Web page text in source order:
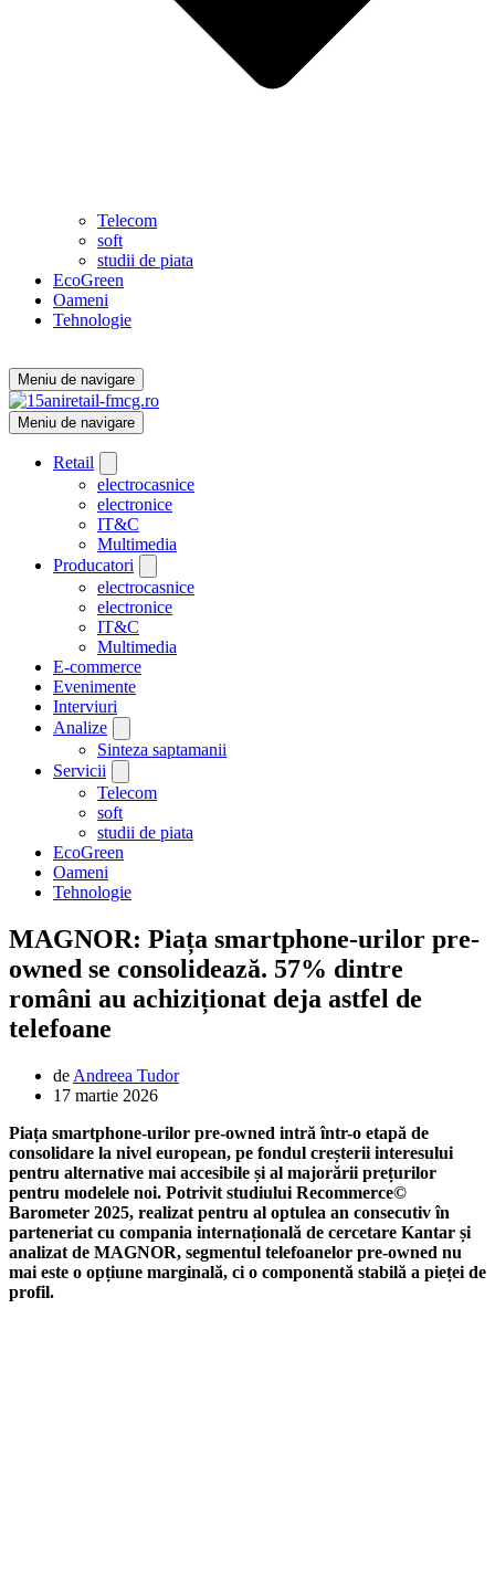
Telecom
soft
studii de piata
EcoGreen
Oameni
Tehnologie
Meniu de navigare
Meniu de navigare
Retail
electrocasnice
electronice
IT&C
Multimedia
Producatori
electrocasnice
electronice
IT&C
Multimedia
E-commerce
Evenimente
Interviuri
Analize
Sinteza saptamanii
Servicii
Telecom
soft
studii de piata
EcoGreen
Oameni
Tehnologie
MAGNOR: Piața smartphone-urilor pre-
owned se consolidează. 57% dintre
români au achiziționat deja astfel de
telefoane
de Andreea Tudor
17 martie 2026
Piața smartphone-urilor pre-owned intră într-o etapă de
consolidare la nivel european, pe fondul creșterii interesului
pentru alternative mai accesibile și al majorării prețurilor
pentru modelele noi. Potrivit studiului Recommerce©
Barometer 2025, realizat pentru al optulea an consecutiv în
parteneriat cu compania internațională de cercetare Kantar și
analizat de MAGNOR, segmentul telefoanelor pre-owned nu
mai este o opțiune marginală, ci o componentă stabilă a pieței de
profil.